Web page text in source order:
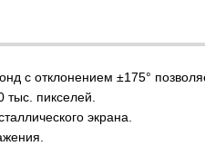
с отклонением ±175°
пикселей.
экрана.